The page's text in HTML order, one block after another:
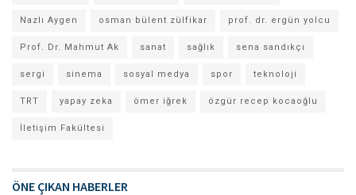
Nazlı Aygen osman bülent zülfikar prof. dr. ergün yolcu
Prof. Dr. Mahmut Ak sanat sağlık sena sandıkçı
sergi sinema sosyal medya spor teknoloji
TRT yapay zeka ömer iğrek özgür recep kocaoğlu
İletişim Fakültesi
ÖNE ÇIKAN HABERLER